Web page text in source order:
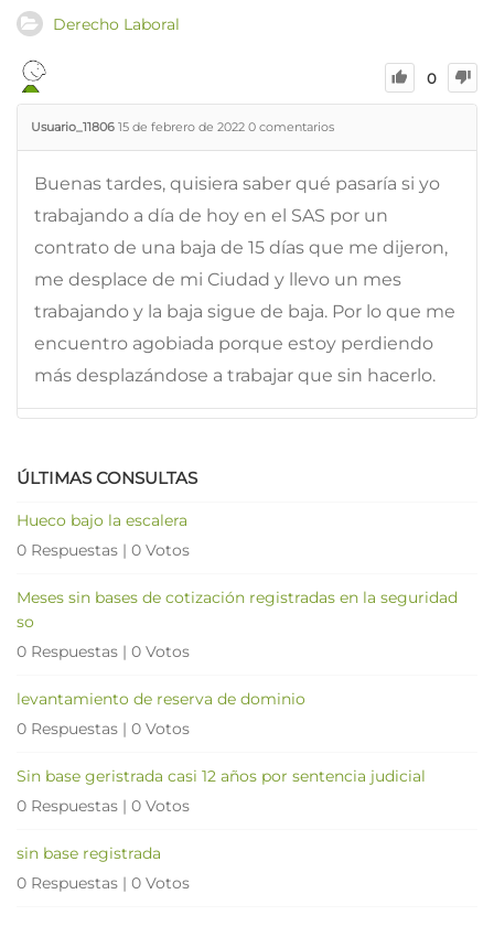
Derecho Laboral
0
Usuario_11806 15 de febrero de 2022 0 comentarios
Buenas tardes, quisiera saber qué pasaría si yo
trabajando a día de hoy en el SAS por un
contrato de una baja de 15 días que me dijeron,
me desplace de mi Ciudad y llevo un mes
trabajando y la baja sigue de baja. Por lo que me
encuentro agobiada porque estoy perdiendo
más desplazándose a trabajar que sin hacerlo.
ÚLTIMAS CONSULTAS
Hueco bajo la escalera
0 Respuestas | 0 Votos
Meses sin bases de cotización registradas en la seguridad
so
0 Respuestas | 0 Votos
levantamiento de reserva de dominio
0 Respuestas | 0 Votos
Sin base geristrada casi 12 años por sentencia judicial
0 Respuestas | 0 Votos
sin base registrada
0 Respuestas | 0 Votos